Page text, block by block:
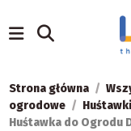
Strona główna
ogrodowe
Huśtawka do Ogrodu